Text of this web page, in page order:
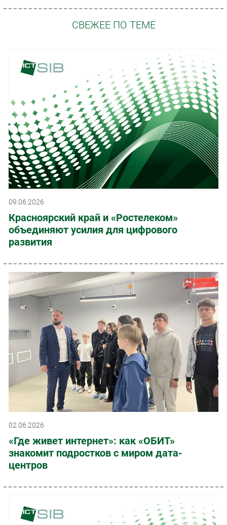
СВЕЖЕЕ ПО ТЕМЕ
09.06.2026
Красноярский край и «Ростелеком»
объединяют усилия для цифрового
развития
02.06.2026
«Где живет интернет»: как «ОБИТ»
знакомит подростков с миром дата-
центров